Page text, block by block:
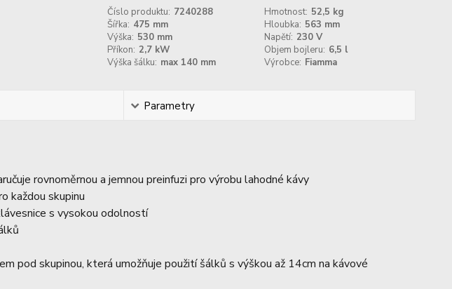
Číslo produktu: 7240288 Hmotnost: 52,5 kg
Šířka: 475 mm Hloubka: 563 mm
Výška: 530 mm Napětí: 230 V
Příkon: 2,7 kW Objem bojleru: 6,5 l
Výška šálku: max 140 mm Výrobce: Fiamma
Parametry
rovnoměrnou a jemnou preinfuzi pro výrobu lahodné kávy
každou skupinu
s vysokou odolností
pod skupinou, která umožňuje použití šálků s výškou až 14cm na kávové